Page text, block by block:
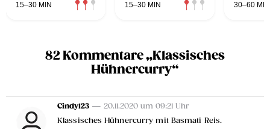
15–30 MIN 15–30 MIN 30–60 MIN
82 Kommentare „Klassisches
Hühnercurry“
Cindy123 — 20.11.2020 um 09:21 Uhr
Klassisches Hühnercurry mit Basmati Reis.